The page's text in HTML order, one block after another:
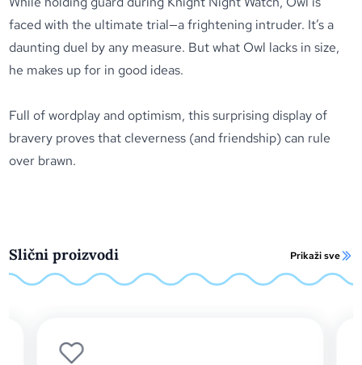
faced with the ultimate trial—a frightening intruder. It’s a
daunting duel by any measure. But what Owl lacks in size,
he makes up for in good ideas.
Full of wordplay and optimism, this surprising display of
bravery proves that cleverness (and friendship) can rule
over brawn.
Slični proizvodi Prikaži sve